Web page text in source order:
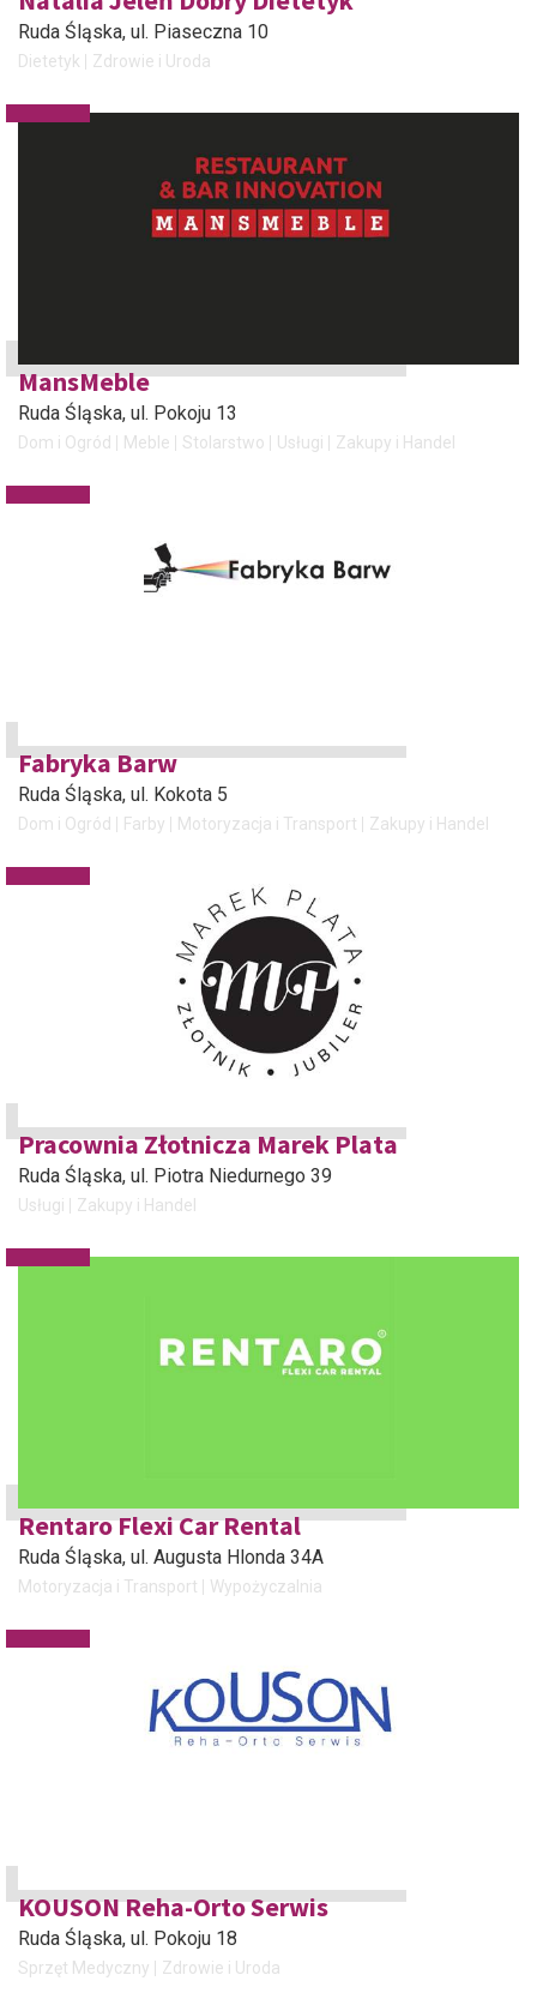
Ruda Śląska, ul. Piaseczna 10
Dietetyk Zdrowie i Uroda
MansMeble
Ruda Śląska, ul. Pokoju 13
Dom i Ogród Meble Stolarstwo Usługi Zakupy i Handel
Fabryka Barw
Ruda Śląska, ul. Kokota 5
Dom i Ogród Farby Motoryzacja i Transport Zakupy i Handel
Pracownia Złotnicza Marek Plata
Ruda Śląska, ul. Piotra Niedurnego 39
Usługi Zakupy i Handel
Rentaro Flexi Car Rental
Ruda Śląska, ul. Augusta Hlonda 34A
Motoryzacja i Transport Wypożyczalnia
KOUSON Reha-Orto Serwis
Ruda Śląska, ul. Pokoju 18
Sprzęt Medyczny Zdrowie i Uroda